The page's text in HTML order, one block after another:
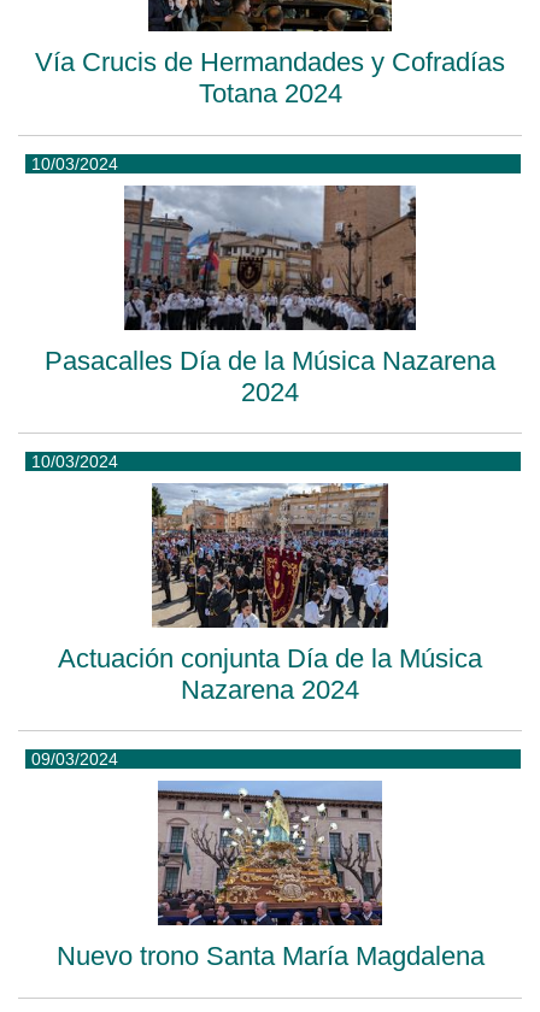
Vía Crucis de Hermandades y Cofradías
Totana 2024
10/03/2024
Pasacalles Día de la Música Nazarena
2024
10/03/2024
Actuación conjunta Día de la Música
Nazarena 2024
09/03/2024
Nuevo trono Santa María Magdalena